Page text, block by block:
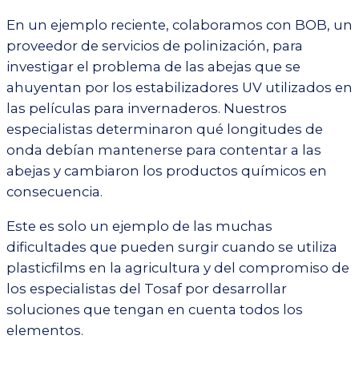
En un ejemplo reciente, colaboramos con BOB, un
proveedor de servicios de polinización, para
investigar el problema de las abejas que se
ahuyentan por los estabilizadores UV utilizados en
las películas para invernaderos. Nuestros
especialistas determinaron qué longitudes de
onda debían mantenerse para contentar a las
abejas y cambiaron los productos químicos en
consecuencia.
Este es solo un ejemplo de las muchas
dificultades que pueden surgir cuando se utiliza
plasticfilms en la agricultura y del compromiso de
los especialistas del Tosaf por desarrollar
soluciones que tengan en cuenta todos los
elementos.